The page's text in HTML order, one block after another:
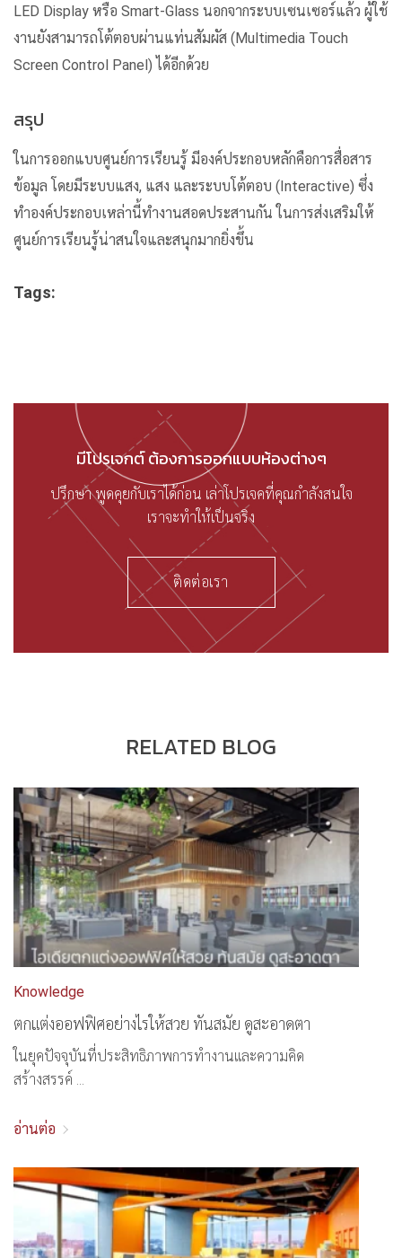
LED Display หรือ Smart-Glass นอกจากระบบเซนเซอร์แล้ว ผู้ใช้
งานยังสามารถโต้ตอบผ่านแท่นสัมผัส (Multimedia Touch
Screen Control Panel) ได้อีกด้วย
สรุป
ในการออกแบบศูนย์การเรียนรู้ มีองค์ประกอบหลักคือการสื่อสาร
ข้อมูล โดยมีระบบแสง, แสง และระบบโต้ตอบ (Interactive) ซึ่ง
ทำองค์ประกอบเหล่านี้ทำงานสอดประสานกัน ในการส่งเสริมให้
ศูนย์การเรียนรู้น่าสนใจและสนุกมากยิ่งขึ้น
Tags:
มีโปรเจกต์ ต้องการออกแบบห้องต่างๆ
ปรึกษา พูดคุยกับเราได้ก่อน เล่าโปรเจคที่คุณกำลังสนใจ
เราจะทำให้เป็นจริง
ติดต่อเรา
RELATED BLOG
Knowledge
ตกแต่งออฟฟิศอย่างไรให้สวย ทันสมัย ดูสะอาดตา
ในยุคปัจจุบันที่ประสิทธิภาพการทำงานและความคิด
สร้างสรรค์ ...
อ่านต่อ